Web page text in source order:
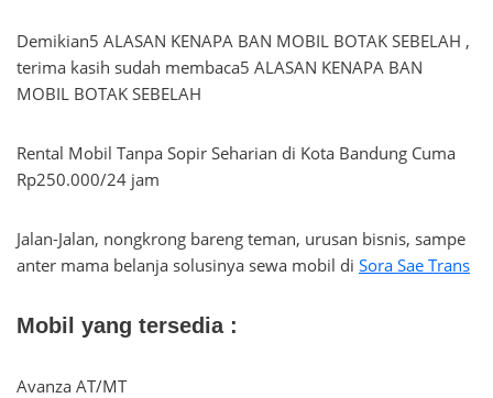
Demikian5 ALASAN KENAPA BAN MOBIL BOTAK SEBELAH ,
terima kasih sudah membaca5 ALASAN KENAPA BAN
MOBIL BOTAK SEBELAH
Rental Mobil Tanpa Sopir Seharian di Kota Bandung Cuma
Rp250.000/24 jam
Jalan-Jalan, nongkrong bareng teman, urusan bisnis, sampe
anter mama belanja solusinya sewa mobil di Sora Sae Trans
Mobil yang tersedia :
Avanza AT/MT